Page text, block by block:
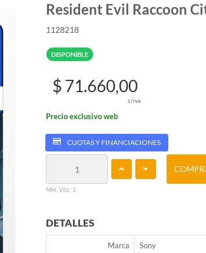
Resident Evil Raccoon
1128218
DISPONIBLE
$ 71.660,00
c/iva
Precio exclusivo web
CUOTAS Y FINANCIACIONES
Min. Vta.: 1
DETALLES
Marca Sony